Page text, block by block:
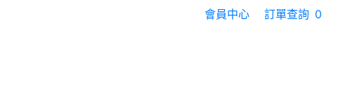
會員中心 訂單查詢 0